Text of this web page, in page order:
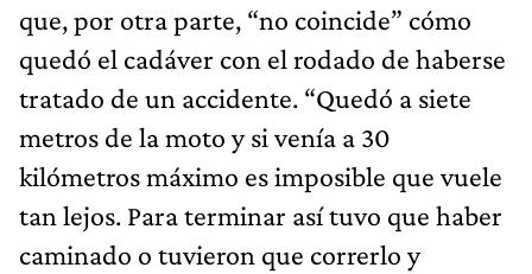
que, por otra parte, “no coincide” cómo
quedó el cadáver con el rodado de haberse
tratado de un accidente. “Quedó a siete
metros de la moto y si venía a 30
kilómetros máximo es imposible que vuele
tan lejos. Para terminar así tuvo que haber
caminado o tuvieron que correrlo y